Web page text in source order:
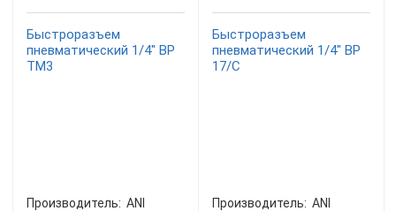
Быстроразъем
пневматический 1/4" BP
TM3
Производитель: ANI
Быстроразъем
пневматический 1/4" ВP
17/С
Производитель: ANI